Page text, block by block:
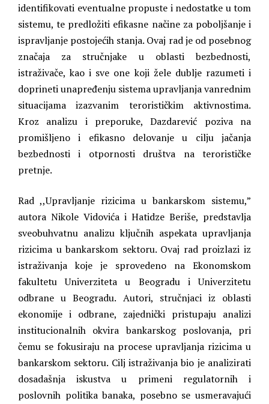
identifikovati eventualne propuste i nedostatke u tom
sistemu, te predložiti efikasne načine za poboljšanje i
ispravljanje postojećih stanja. Ovaj rad je od posebnog
značaja za stručnjake u oblasti bezbednosti,
istraživače, kao i sve one koji žele dublje razumeti i
doprineti unapređenju sistema upravljanja vanrednim
situacijama izazvanim terorističkim aktivnostima.
Kroz analizu i preporuke, Dazdarević poziva na
promišljeno i efikasno delovanje u cilju jačanja
bezbednosti i otpornosti društva na terorističke
pretnje.
Rad ,,Upravljanje rizicima u bankarskom sistemu,”
autora Nikole Vidovića i Hatidze Beriše, predstavlja
sveobuhvatnu analizu ključnih aspekata upravljanja
rizicima u bankarskom sektoru. Ovaj rad proizlazi iz
istraživanja koje je sprovedeno na Ekonomskom
fakultetu Univerziteta u Beogradu i Univerzitetu
odbrane u Beogradu. Autori, stručnjaci iz oblasti
ekonomije i odbrane, zajednički pristupaju analizi
institucionalnih okvira bankarskog poslovanja, pri
čemu se fokusiraju na procese upravljanja rizicima u
bankarskom sektoru. Cilj istraživanja bio je analizirati
dosadašnja iskustva u primeni regulatornih i
poslovnih politika banaka, posebno se usmeravajući